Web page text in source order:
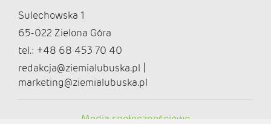
Sulechowska 1
65-022 Zielona Góra
tel.: +48 68 453 70 40
redakcja@ziemialubuska.pl |
marketing@ziemialubuska.pl
Media społecznościowe